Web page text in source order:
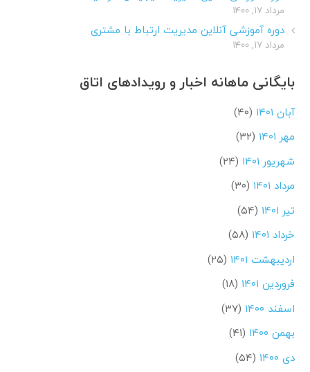
مرداد ۱۷, ۱۴۰۰
دوره آموزشی آنلاین مدیریت ارتباط با مشتری
مرداد ۱۷, ۱۴۰۰
بایگانی ماهانه اخبار و رویدادهای اتاق
آبان ۱۴۰۱
(۴۰)
مهر ۱۴۰۱
(۳۲)
شهریور ۱۴۰۱
(۲۴)
مرداد ۱۴۰۱
(۳۰)
تیر ۱۴۰۱
(۵۴)
خرداد ۱۴۰۱
(۵۸)
اردیبهشت ۱۴۰۱
(۲۵)
فروردین ۱۴۰۱
(۱۸)
اسفند ۱۴۰۰
(۳۷)
بهمن ۱۴۰۰
(۴۱)
دی ۱۴۰۰
(۵۴)